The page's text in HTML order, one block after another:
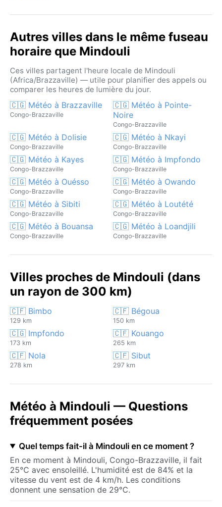
Autres villes dans le même fuseau
horaire que Mindouli
Ces villes partagent l'heure locale de Mindouli
(Africa/Brazzaville) — utile pour planifier des appels ou
comparer les heures de lumière du jour.
🇨🇬 Météo à Brazzaville
Congo-Brazzaville
🇨🇬 Météo à Pointe-
Noire
Congo-Brazzaville
🇨🇬 Météo à Dolisie
Congo-Brazzaville
🇨🇬 Météo à Nkayi
Congo-Brazzaville
🇨🇬 Météo à Kayes
Congo-Brazzaville
🇨🇬 Météo à Impfondo
Congo-Brazzaville
🇨🇬 Météo à Ouésso
Congo-Brazzaville
🇨🇬 Météo à Owando
Congo-Brazzaville
🇨🇬 Météo à Sibiti
Congo-Brazzaville
🇨🇬 Météo à Loutété
Congo-Brazzaville
🇨🇬 Météo à Bouansa
Congo-Brazzaville
🇨🇬 Météo à Loandjili
Congo-Brazzaville
Villes proches de Mindouli (dans
un rayon de 300 km)
🇨🇫 Bimbo
129 km
🇨🇫 Bégoua
150 km
🇨🇬 Impfondo
173 km
🇨🇫 Kouango
265 km
🇨🇫 Nola
278 km
🇨🇫 Sibut
297 km
Météo à Mindouli — Questions
fréquemment posées
Quel temps fait-il à Mindouli en ce moment ?
En ce moment à Mindouli, Congo-Brazzaville, il fait
25°C avec ensoleillé. L'humidité est de 84% et la
vitesse du vent est de 4 km/h. Les conditions
donnent une sensation de 29°C.